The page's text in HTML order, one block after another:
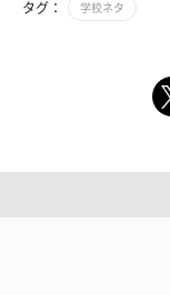
タグ： 学校ネタ